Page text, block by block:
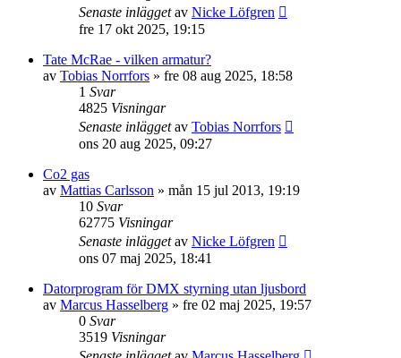
Senaste inläggetav Nicke Löfgren
fre 17 okt 2025, 19:15
Tate McRae - vilken armatur?
av Tobias Norrfors » fre 08 aug 2025, 18:58
1 Svar
4825 Visningar
Senaste inläggetav Tobias Norrfors
ons 20 aug 2025, 09:27
Co2 gas
av Mattias Carlsson » mån 15 jul 2013, 19:19
10 Svar
62775 Visningar
Senaste inläggetav Nicke Löfgren
ons 07 maj 2025, 18:41
Datorprogram för DMX styrning utan ljusbord
av Marcus Hasselberg » fre 02 maj 2025, 19:57
0 Svar
3519 Visningar